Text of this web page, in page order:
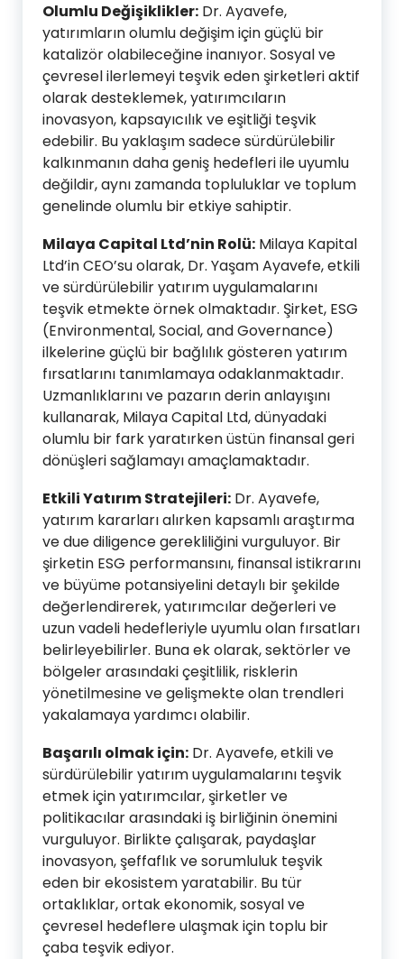
Olumlu Değişiklikler: Dr. Ayavefe,
yatırımların olumlu değişim için güçlü bir
katalizör olabileceğine inanıyor. Sosyal ve
çevresel ilerlemeyi teşvik eden şirketleri aktif
olarak desteklemek, yatırımcıların
inovasyon, kapsayıcılık ve eşitliği teşvik
edebilir. Bu yaklaşım sadece sürdürülebilir
kalkınmanın daha geniş hedefleri ile uyumlu
değildir, aynı zamanda topluluklar ve toplum
genelinde olumlu bir etkiye sahiptir.
Milaya Capital Ltd’nin Rolü: Milaya Kapital
Ltd’in CEO’su olarak, Dr. Yaşam Ayavefe, etkili
ve sürdürülebilir yatırım uygulamalarını
teşvik etmekte örnek olmaktadır. Şirket, ESG
(Environmental, Social, and Governance)
ilkelerine güçlü bir bağlılık gösteren yatırım
fırsatlarını tanımlamaya odaklanmaktadır.
Uzmanlıklarını ve pazarın derin anlayışını
kullanarak, Milaya Capital Ltd, dünyadaki
olumlu bir fark yaratırken üstün finansal geri
dönüşleri sağlamayı amaçlamaktadır.
Etkili Yatırım Stratejileri: Dr. Ayavefe,
yatırım kararları alırken kapsamlı araştırma
ve due diligence gerekliliğini vurguluyor. Bir
şirketin ESG performansını, finansal istikrarını
ve büyüme potansiyelini detaylı bir şekilde
değerlendirerek, yatırımcılar değerleri ve
uzun vadeli hedefleriyle uyumlu olan fırsatları
belirleyebilirler. Buna ek olarak, sektörler ve
bölgeler arasındaki çeşitlilik, risklerin
yönetilmesine ve gelişmekte olan trendleri
yakalamaya yardımcı olabilir.
Başarılı olmak için: Dr. Ayavefe, etkili ve
sürdürülebilir yatırım uygulamalarını teşvik
etmek için yatırımcılar, şirketler ve
politikacılar arasındaki iş birliğinin önemini
vurguluyor. Birlikte çalışarak, paydaşlar
inovasyon, şeffaflık ve sorumluluk teşvik
eden bir ekosistem yaratabilir. Bu tür
ortaklıklar, ortak ekonomik, sosyal ve
çevresel hedeflere ulaşmak için toplu bir
çaba teşvik ediyor.